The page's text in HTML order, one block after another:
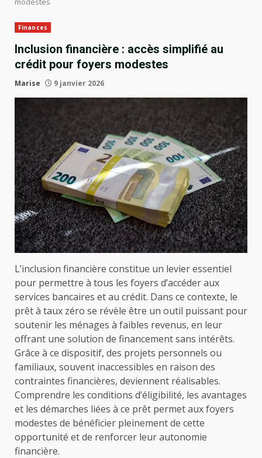
Finances
Inclusion financière : accès simplifié au
crédit pour foyers modestes
Marise 9 janvier 2026
L’inclusion financière constitue un levier essentiel
pour permettre à tous les foyers d’accéder aux
services bancaires et au crédit. Dans ce contexte, le
prêt à taux zéro se révèle être un outil puissant pour
soutenir les ménages à faibles revenus, en leur
offrant une solution de financement sans intérêts.
Grâce à ce dispositif, des projets personnels ou
familiaux, souvent inaccessibles en raison des
contraintes financières, deviennent réalisables.
Comprendre les conditions d’éligibilité, les avantages
et les démarches liées à ce prêt permet aux foyers
modestes de bénéficier pleinement de cette
opportunité et de renforcer leur autonomie
financière.